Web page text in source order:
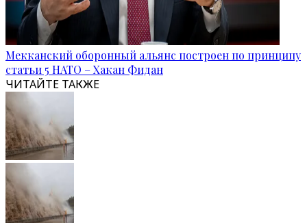
Мекканский оборонный альянс построен по принципу
статьи 5 НАТО – Хакан Фидан
ЧИТАЙТЕ ТАКЖЕ